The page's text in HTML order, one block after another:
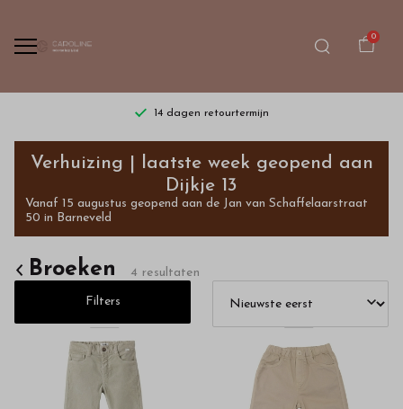
0
14 dagen retourtermijn
Broeken
Bestel
kinderkleding
hoge
kwaliteit
Verhuizing | laatste week geopend aan
Dijkje 13
Vanaf 15 augustus geopend aan de Jan van Schaffelaarstraat
50 in Barneveld
Broeken 4 resultaten
Filters